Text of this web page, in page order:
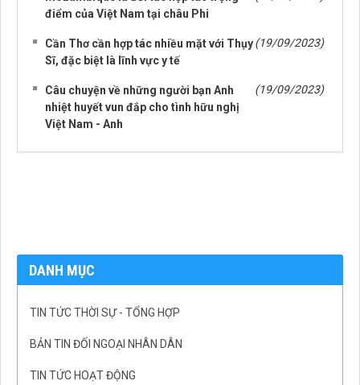
điểm của Việt Nam tại châu Phi
Cần Thơ cần hợp tác nhiều mặt với Thụy
Sĩ, đặc biệt là lĩnh vực y tế
(19/09/2023)
Câu chuyện về những người bạn Anh
nhiệt huyết vun đắp cho tình hữu nghị
Việt Nam - Anh
(19/09/2023)
DANH MỤC
TIN TỨC THỜI SỰ - TỔNG HỢP
BẢN TIN ĐỐI NGOẠI NHÂN DÂN
TIN TỨC HOẠT ĐỘNG